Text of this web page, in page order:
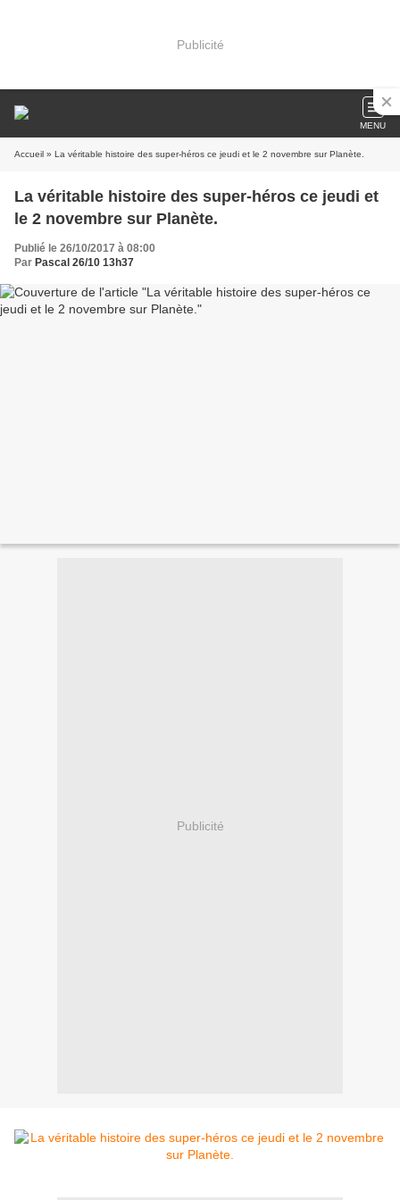
Publicité
MENU
Accueil » La véritable histoire des super-héros ce jeudi et le 2 novembre sur Planète.
La véritable histoire des super-héros ce jeudi et
le 2 novembre sur Planète.
Publié le 26/10/2017 à 08:00
Par Pascal 26/10 13h37
Publicité